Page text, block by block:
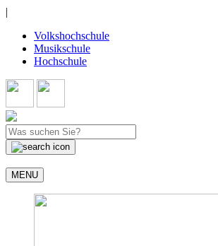
|
Volkshochschule
Musikschule
Hochschule
MENU